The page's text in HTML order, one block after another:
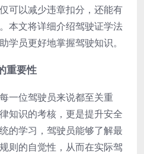
可以减少违章扣分，还能有
本文将详细介绍驾驶证学法
学员更好地掌握驾驶知识。
重要性
一位驾驶员来说都至关重
知识的考核，更是提升安全
的学习，驾驶员能够了解最
则的自觉性，从而在实际驾